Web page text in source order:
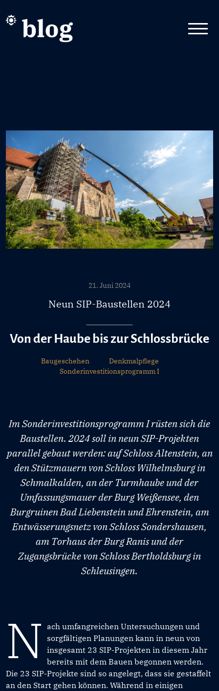
21. Juni 2024
Neun SIP-Baustellen 2024
Von der Haube bis zur Schlossbrücke
Baugeschehen
Denkmalpflege
Sonderinvestitionsprogramm I
Im Sonderinvestitionsprogramm I rüsten sich die
Baustellen. 2024 soll in neun SIP-Projekten
parallel gebaut werden: auf Schloss Altenstein, an
den Stützmauern von Schloss Wilhelmsburg in
Schmalkalden, an der Turmhaube und der
Umfassungsmauer der Burg Weißensee, den
Burgruinen Bad Liebenstein und Ehrenstein, am
Entwässerungsnetz von Schloss Sondershausen,
am Torhaus der Burg Ranis und der
Zugangsbrücke von Schloss Bertholdsburg in
Schleusingen.
N ach umfangreichen Untersuchungen und
sorgfältigen Planungen kann in neun von
insgesamt 23 SIP-Projekten in diesem Jahr
bereits mit dem Bauen begonnen werden.
Die 23 SIP-Projekte sind so angelegt, dass sie gestaffelt
an den Start gehen können. Während in einigen